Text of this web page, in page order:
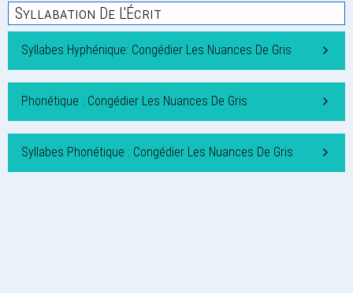
Syllabation De L'Écrit
Syllabes Hyphénique: Congédier Les Nuances De Gris
Phonétique : Congédier Les Nuances De Gris
Syllabes Phonétique : Congédier Les Nuances De Gris